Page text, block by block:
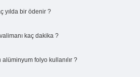
yılda bir ödenir ?
kaç dakika ?
folyo kullanılır ?